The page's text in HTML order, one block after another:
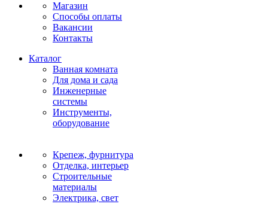
Магазин
Способы оплаты
Вакансии
Контакты
Каталог
Ванная комната
Для дома и сада
Инженерные
системы
Инструменты,
оборудование
Крепеж, фурнитура
Отделка, интерьер
Строительные
материалы
Электрика, свет